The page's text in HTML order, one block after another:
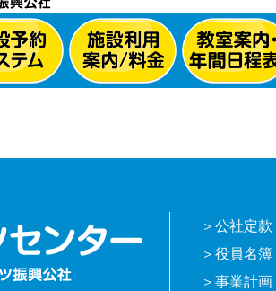
公社定款
役員名簿
事業計画